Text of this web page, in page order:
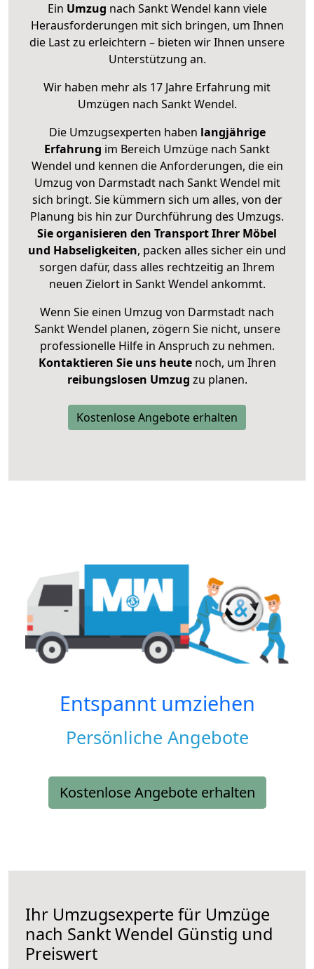
Ein Umzug nach Sankt Wendel kann viele
Herausforderungen mit sich bringen, um Ihnen
die Last zu erleichtern – bieten wir Ihnen unsere
Unterstützung an.
Wir haben mehr als 17 Jahre Erfahrung mit
Umzügen nach Sankt Wendel.
Die Umzugsexperten haben langjährige
Erfahrung im Bereich Umzüge nach Sankt
Wendel und kennen die Anforderungen, die ein
Umzug von Darmstadt nach Sankt Wendel mit
sich bringt. Sie kümmern sich um alles, von der
Planung bis hin zur Durchführung des Umzugs.
Sie organisieren den Transport Ihrer Möbel
und Habseligkeiten, packen alles sicher ein und
sorgen dafür, dass alles rechtzeitig an Ihrem
neuen Zielort in Sankt Wendel ankommt.
Wenn Sie einen Umzug von Darmstadt nach
Sankt Wendel planen, zögern Sie nicht, unsere
professionelle Hilfe in Anspruch zu nehmen.
Kontaktieren Sie uns heutenoch, um Ihren
reibungslosen Umzug zu planen.
Kostenlose Angebote erhalten
Entspannt umziehen
Persönliche Angebote
Kostenlose Angebote erhalten
Ihr Umzugsexperte für Umzüge
nach Sankt Wendel Günstig und
Preiswert